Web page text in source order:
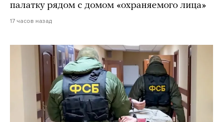
палатку рядом с домом «охраняемого лица»
17 часов назад